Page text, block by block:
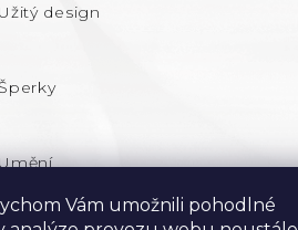
Vám umožnili pohodlné
Užitý design